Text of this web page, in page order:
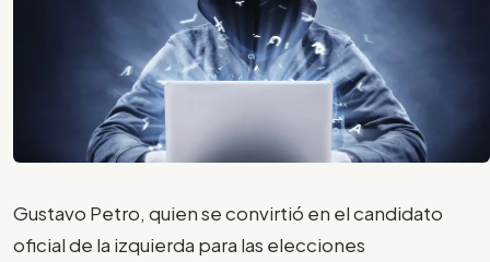
Gustavo Petro, quien se convirtió en el candidato
oficial de la izquierda para las elecciones